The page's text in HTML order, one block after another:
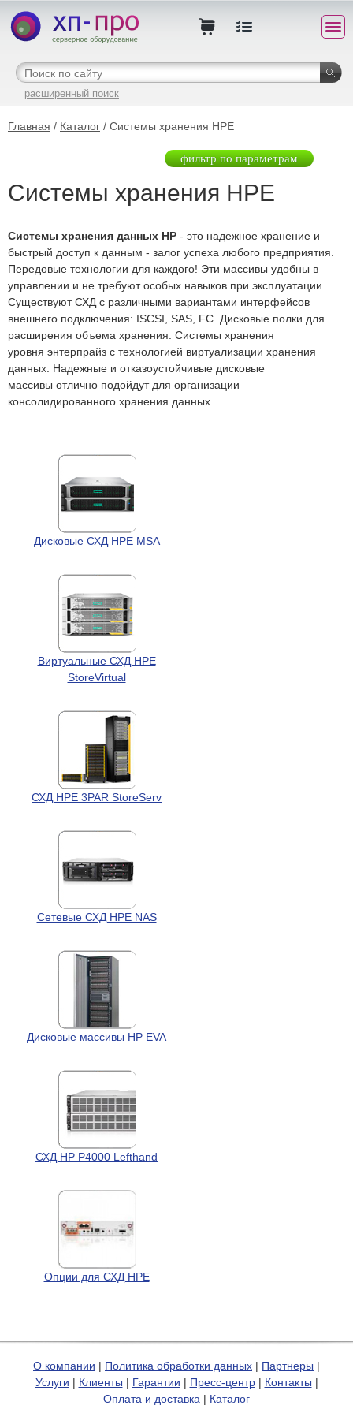
расширенный поиск
Главная / Каталог / Системы хранения HPE
фильтр по параметрам
Системы хранения HPE
Системы хранения данных HP - это надежное хранение и
быстрый доступ к данным - залог успеха любого предприятия.
Передовые технологии для каждого! Эти массивы удобны в
управлении и не требуют особых навыков при эксплуатации.
Существуют СХД с различными вариантами интерфейсов
внешнего подключения: ISCSI, SAS, FC. Дисковые полки для
расширения объема хранения. Системы хранения
уровня энтерпрайз с технологией виртуализации хранения
данных. Надежные и отказоустойчивые дисковые
массивы отлично подойдут для организации
консолидированного хранения данных.
Дисковые СХД HPE MSA
Виртуальные СХД HPE
StoreVirtual
СХД HPE 3PAR StoreServ
Сетевые СХД HPE NAS
Дисковые массивы HP EVA
СХД HP P4000 Lefthand
Опции для СХД HPE
О компании | Политика обработки данных | Партнеры |
Услуги | Клиенты | Гарантии | Пресс-центр| Контакты |
Оплата и доставка | Каталог